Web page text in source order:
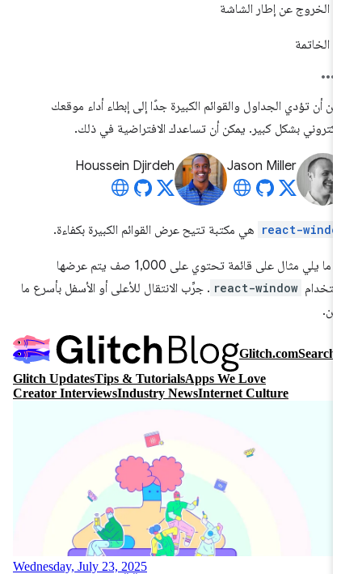
الخروج عن إطار الشاشة
الخاتمة
أن تؤدي الجداول والقوائم الكبيرة جدًا إلى إبطاء أداء موقعك
بشكل كبير. يمكن أن تساعدك الافتراضية في ذلك.
Jason Miller
Houssein Djirdeh
react- هي مكتبة تتيح عرض القوائم الكبيرة بكفاءة.
في ما يلي مثال على قائمة تحتوي على 1,000 صف يتم عرضها
react-window . جرِّب الانتقال للأعلى أو الأسفل بأسرع ما